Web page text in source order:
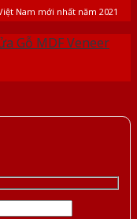
Nam mới nhất năm 2021
Gỗ MDF Veneer